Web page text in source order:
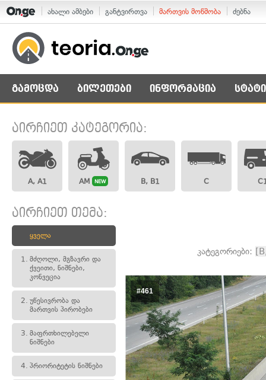
ახალი ამბები განტვირთვა მართვის მოწმობა ძებნა
გამოცდა ბილეთები ინფორმაცია
აირჩიეთ კატეგორია:
A, A1 AM NEW B, B1 C
აირჩიეთ თემა:
ყველა
1. მძღოლი, მგზავრი და
ქვეითი, ნიშნები,
კონვეცია
2. უწესივრობა და
მართვის პირობები
3. მაფრთხილებელი
ნიშნები
4. პრიორიტეტის ნიშნები
კატეგორიები:
#461